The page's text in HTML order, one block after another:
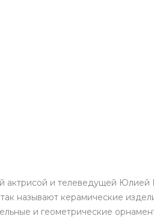
актрисой и телеведущей Юлией
называют керамические
и геометрические